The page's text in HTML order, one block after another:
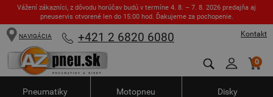
Vážení zákazníci, z dôvodu horúčav budú v termíne 4. 8. – 7. 8. 2026 predajňa aj
pneuservis otvorené len do 15:00 hod. Ďakujeme za pochopenie.
Kontakt
NAVIGÁCIA +421 2 6820 6080
0
Pneumatiky Motopneu Disky